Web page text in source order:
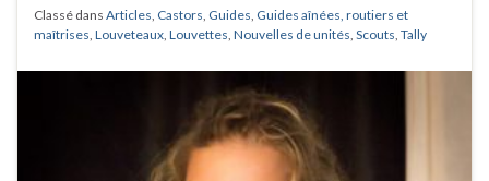
Classé dans Articles, Castors, Guides, Guides aînées, routiers et
maîtrises, Louveteaux, Louvettes, Nouvelles de unités, Scouts, Tally